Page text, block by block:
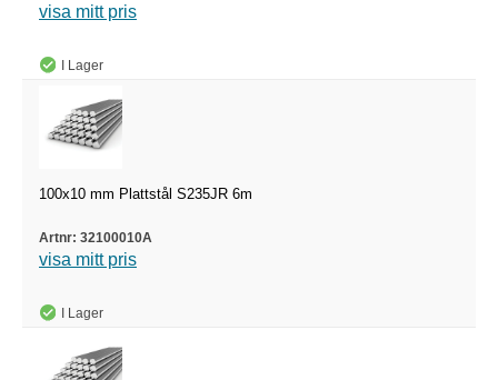
visa mitt pris
I Lager
100x10 mm Plattstål S235JR 6m
32100010A
visa mitt pris
I Lager